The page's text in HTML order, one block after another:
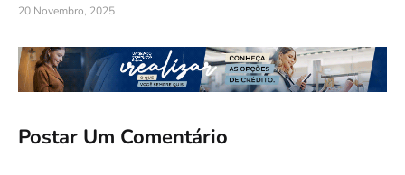
20 Novembro, 2025
Postar Um Comentário